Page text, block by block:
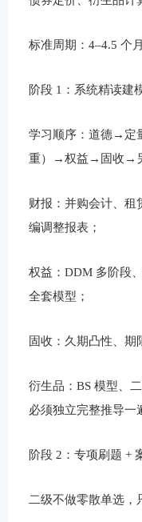
标准周期：4–4.5 个月
阶段 1：系统精读建
学习顺序：道德→
重）→权益→固收→
财报：并购会计、租
编调整报表；
权益：DDM 多阶段
全套模型；
固收：久期凸性、期
衍生品：BS 模型、
必须独立完整推导一
阶段 2：专项刷题 +
二级不做零散单选，